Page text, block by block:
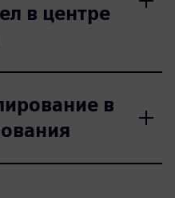
в центре
в